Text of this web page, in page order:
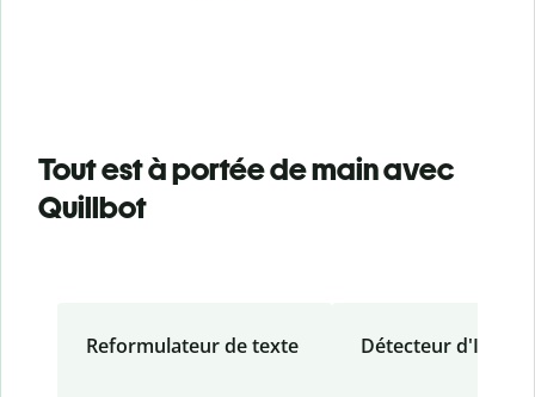
Tout est à portée de main avec
Quillbot
Reformulateur de texte Détecteur d'IA